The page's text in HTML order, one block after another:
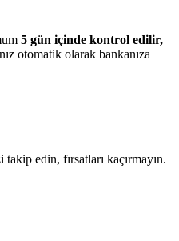
5 gün içinde kontrol edilir,
otomatik olarak bankanıza
edin, fırsatları kaçırmayın.